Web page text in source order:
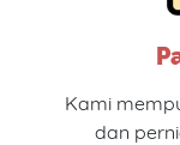
Kami
dan